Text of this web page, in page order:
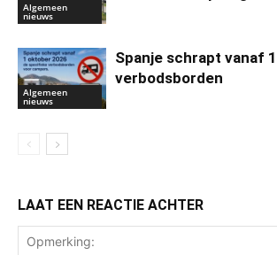
Algemeen
nieuws
Algemeen
nieuws
Spanje schrapt vanaf
verbodsborden
LAAT EEN REACTIE ACHTER